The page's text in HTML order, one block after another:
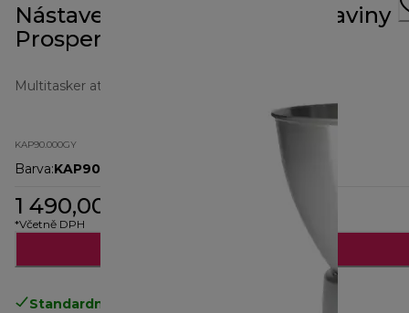
Nástavec pro mlýnek na potraviny
Prospero+ KAP90.000GY
Multitasker attachments
KAP90.000GY
Barva:KAP90.000GY
1 490,00 Kč
*Včetně DPH
Standardní doručení zdarma